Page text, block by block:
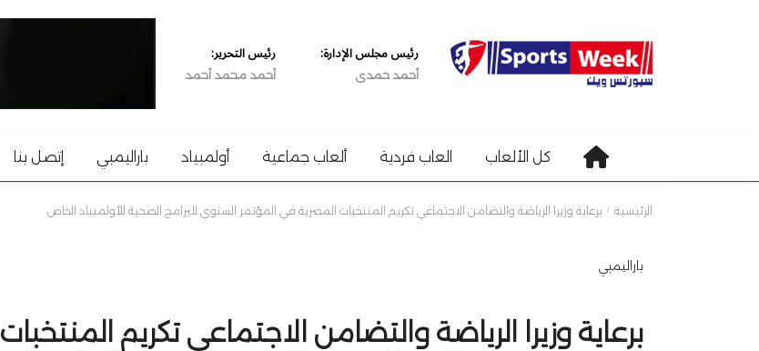
رئيس مجلس الإدارة:
أحمد حمدى
رئيس التحرير:
أحمد محمد أحمد
كل الألعاب العاب فردية ألعاب جماعية أولمبياد باراليمبي إتصل بنا
الرئيسية برعاية وزيرا الرياضة والتضامن الاجتماعي تكريم المنتخبات المصرية في المؤتمر السنوي للبرامج الصحية للأولمبياد الخاص
باراليمبي
برعاية وزيرا الرياضة والتضامن الاجتماعي تكريم المنتخبات